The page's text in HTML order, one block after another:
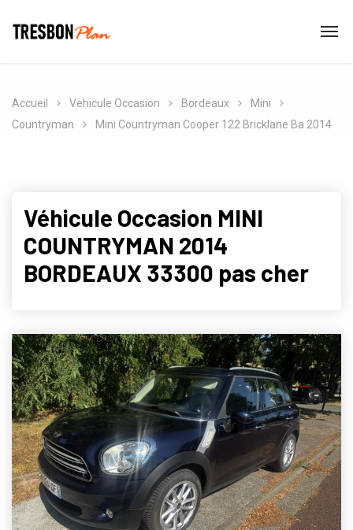
Accueil Vehicule Occasion Bordeaux
Mini
Countryman
Mini Countryman Cooper 122 Bricklane Ba 2014
Véhicule Occasion MINI
COUNTRYMAN 2014
BORDEAUX 33300 pas cher